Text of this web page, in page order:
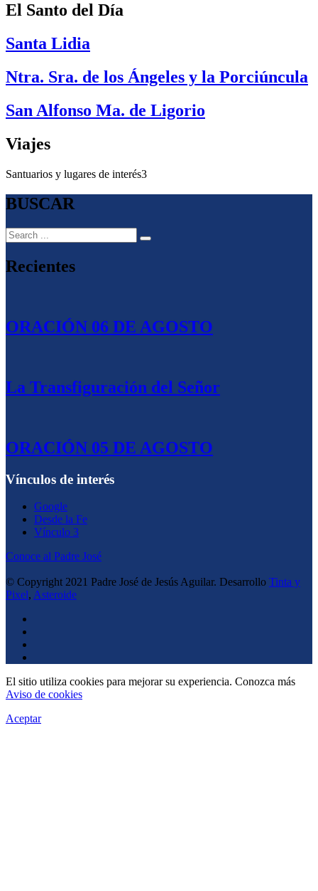
El Santo del Día
Santa Lidia
Ntra. Sra. de los Ángeles y la Porciúncula
San Alfonso Ma. de Ligorio
Viajes
Santuarios y lugares de interés3
BUSCAR
Recientes
ORACIÓN 06 DE AGOSTO
La Transfiguración del Señor
ORACIÓN 05 DE AGOSTO
Vínculos de interés
Google
Desde la Fe
Vínculo 3
Conoce al Padre José
© Copyright 2021 Padre José de Jesús Aguilar. Desarrollo Tinta y
Pixel, Asteroide
El sitio utiliza cookies para mejorar su experiencia. Conozca más
Aviso de cookies
Aceptar